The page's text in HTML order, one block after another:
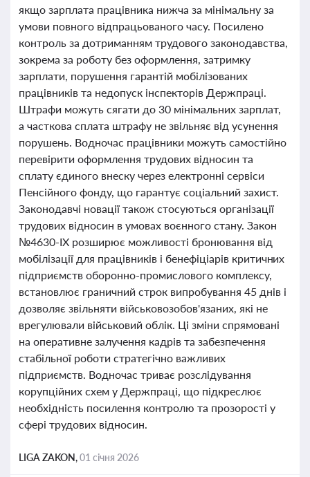
якщо зарплата працівника нижча за мінімальну за
умови повного відпрацьованого часу. Посилено
контроль за дотриманням трудового законодавства,
зокрема за роботу без оформлення, затримку
зарплати, порушення гарантій мобілізованих
працівників та недопуск інспекторів Держпраці.
Штрафи можуть сягати до 30 мінімальних зарплат,
а часткова сплата штрафу не звільняє від усунення
порушень. Водночас працівники можуть самостійно
перевірити оформлення трудових відносин та
сплату єдиного внеску через електронні сервіси
Пенсійного фонду, що гарантує соціальний захист.
Законодавчі новації також стосуються організації
трудових відносин в умовах воєнного стану. Закон
№4630-IX розширює можливості бронювання від
мобілізації для працівників і бенефіціарів критичних
підприємств оборонно-промислового комплексу,
встановлює граничний строк випробування 45 днів і
дозволяє звільняти військовозобов'язаних, які не
врегулювали військовий облік. Ці зміни спрямовані
на оперативне залучення кадрів та забезпечення
стабільної роботи стратегічно важливих
підприємств. Водночас триває розслідування
корупційних схем у Держпраці, що підкреслює
необхідність посилення контролю та прозорості у
сфері трудових відносин.
LIGA ZAKON,01 січня 2026